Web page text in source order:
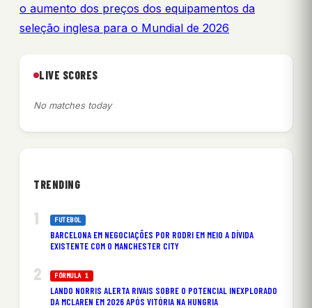
o aumento dos preços dos equipamentos da
seleção inglesa para o Mundial de 2026
LIVE SCORES
No matches today
TRENDING
FUTEBOL
BARCELONA EM NEGOCIAÇÕES POR RODRI EM MEIO A DÍVIDA
EXISTENTE COM O MANCHESTER CITY
FÓRMULA 1
LANDO NORRIS ALERTA RIVAIS SOBRE O POTENCIAL INEXPLORADO
DA MCLAREN EM 2026 APÓS VITÓRIA NA HUNGRIA